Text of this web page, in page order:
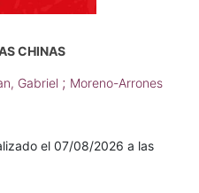
CHINAS
Gabriel ; Moreno-Arrones
el 07/08/2026 a las